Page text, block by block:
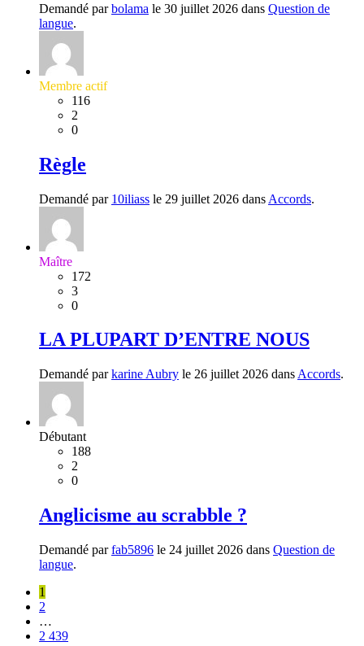
Demandé parbolama le 30 juillet 2026 dans Question de
langue.
Membre actif
116
2
0
Règle
Demandé par 10iliass le 29 juillet 2026 dans Accords.
Maître
172
3
0
LA PLUPART D’ENTRE NOUS
Demandé parkarine Aubry le 26 juillet 2026 dans Accords.
Débutant
188
2
0
Anglicisme au scrabble ?
Demandé parfab5896 le 24 juillet 2026 dans Question de
langue.
1
2
…
2 439